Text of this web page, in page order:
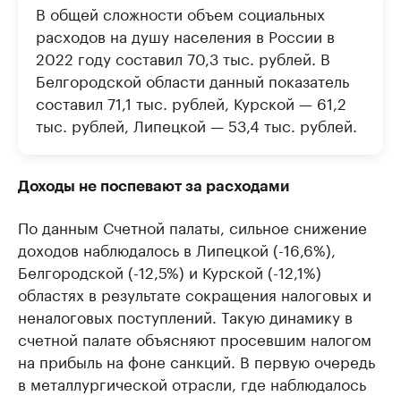
В общей сложности объем социальных
расходов на душу населения в России в
2022 году составил 70,3 тыс. рублей. В
Белгородской области данный показатель
составил 71,1 тыс. рублей, Курской — 61,2
тыс. рублей, Липецкой — 53,4 тыс. рублей.
Доходы не поспевают за расходами
По данным Счетной палаты, сильное снижение
доходов наблюдалось в Липецкой (-16,6%),
Белгородской (-12,5%) и Курской (-12,1%)
областях в результате сокращения налоговых и
неналоговых поступлений. Такую динамику в
счетной палате объясняют просевшим налогом
на прибыль на фоне санкций. В первую очередь
в металлургической отрасли, где наблюдалось